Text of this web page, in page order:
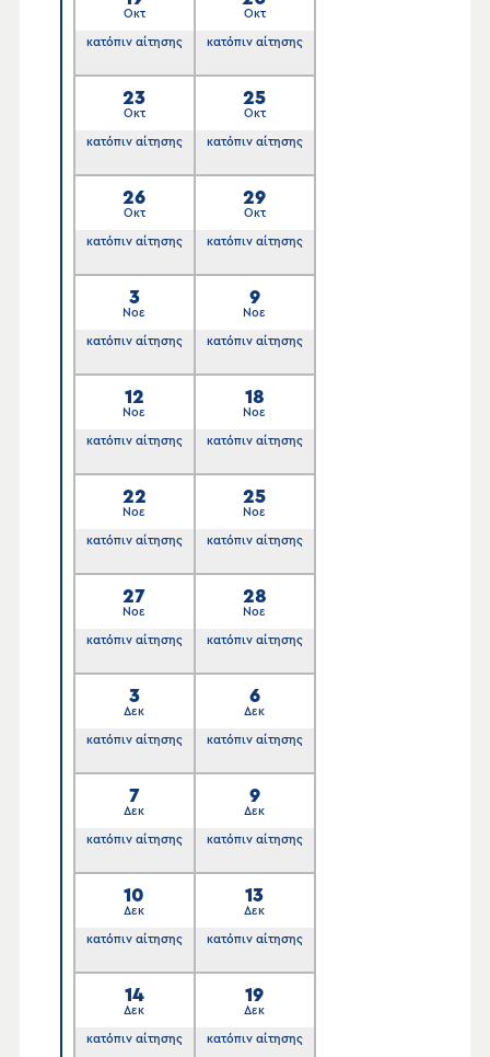
Οκτ
κατόπιν αίτησης
Οκτ
κατόπιν αίτησης
23
Οκτ
κατόπιν αίτησης
25
Οκτ
κατόπιν αίτησης
26
Οκτ
κατόπιν αίτησης
29
Οκτ
κατόπιν αίτησης
3
Νοε
κατόπιν αίτησης
9
Νοε
κατόπιν αίτησης
12
Νοε
κατόπιν αίτησης
18
Νοε
κατόπιν αίτησης
22
Νοε
κατόπιν αίτησης
25
Νοε
κατόπιν αίτησης
27
Νοε
κατόπιν αίτησης
28
Νοε
κατόπιν αίτησης
3
Δεκ
κατόπιν αίτησης
6
Δεκ
κατόπιν αίτησης
7
Δεκ
κατόπιν αίτησης
9
Δεκ
κατόπιν αίτησης
10
Δεκ
κατόπιν αίτησης
13
Δεκ
κατόπιν αίτησης
14
Δεκ
κατόπιν αίτησης
19
Δεκ
κατόπιν αίτησης